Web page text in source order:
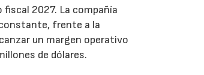
2027. La compañía
frente a la
un margen operativo
de dólares.